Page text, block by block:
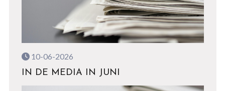
10-06-2026
IN DE MEDIA IN JUNI